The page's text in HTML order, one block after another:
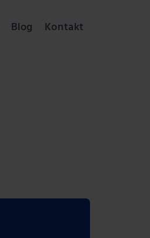
Blog Kontakt